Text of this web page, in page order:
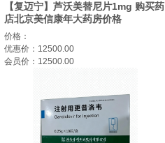
【复迈宁】芦沃美替尼片1mg 购买药
店北京美信康年大药房价格
¥12600.00 适应症组织细胞肿瘤
价格：
优惠价：12500.00
会员价：12500.00